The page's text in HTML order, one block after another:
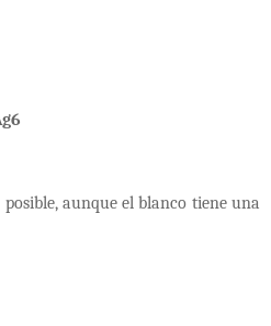
posible, aunque el blanco tiene una